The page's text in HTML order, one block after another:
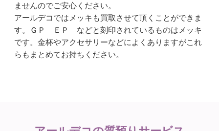
ませんのでご安心ください。
アールデコではメッキも買取させて頂くことができま
す。ＧＰ ＥＰ などと刻印されているものはメッキ
です。金杯やアクセサリーなどによくありますがこれ
らもまとめてお持ちください。